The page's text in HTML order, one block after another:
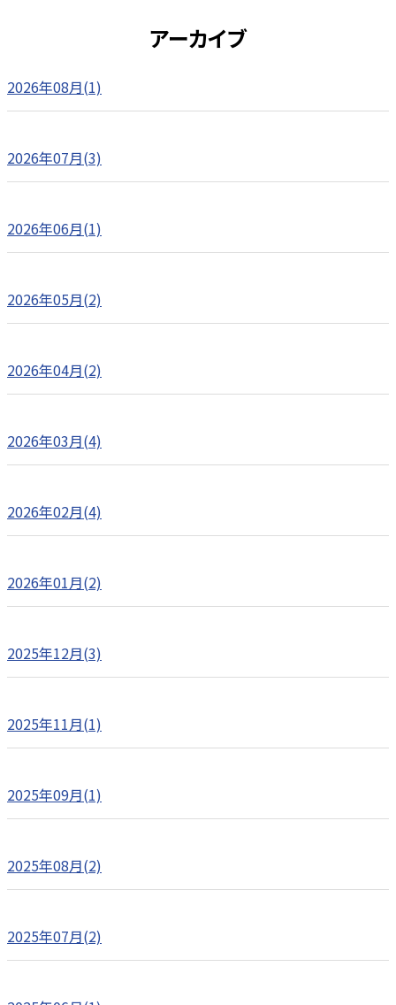
アーカイブ
2026年08月(1)
2026年07月(3)
2026年06月(1)
2026年05月(2)
2026年04月(2)
2026年03月(4)
2026年02月(4)
2026年01月(2)
2025年12月(3)
2025年11月(1)
2025年09月(1)
2025年08月(2)
2025年07月(2)